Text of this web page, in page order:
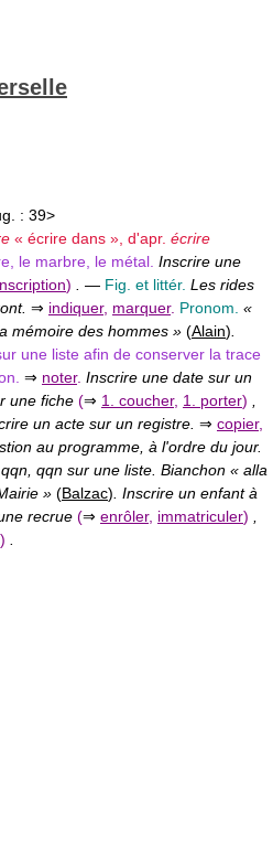
: 39>
« écrire dans », d'apr. écrire
le marbre, le métal. Inscrire une
) — Fig. et littér. Les rides
⇒ indiquer, marquer. Pronom. «
mémoire des hommes » (Alain)
une liste afin de conserver la trace
⇒ noter. Inscrire une date sur un
une fiche (⇒ 1. coucher, 1. porter)
un acte sur un registre. ⇒ copier,
au programme, à l'ordre du jour.
qqn sur une liste. Bianchon « alla
» (Balzac) . Inscrire un enfant à
recrue (⇒ enrôler, immatriculer)
)